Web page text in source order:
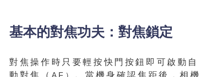
基本的對焦功夫：對焦鎖定
對焦操作時只要輕按快門按鈕即可啟動自
動對焦（ AF） 。當機身確認焦距後，相機